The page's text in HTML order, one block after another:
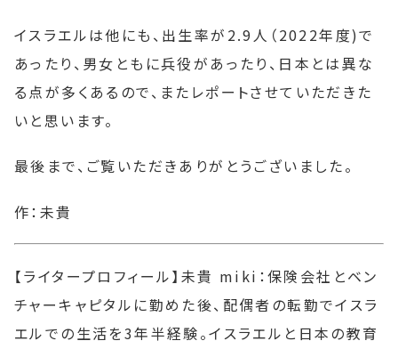
イスラエルは他にも、出生率が2.9人（2022年度)で
あったり、男女ともに兵役があったり、日本とは異な
る点が多くあるので、またレポートさせていただきた
いと思います。
最後まで、ご覧いただきありがとうございました。
作：未貴
【ライタープロフィール】未貴 miki：保険会社とベン
チャーキャピタルに勤めた後、配偶者の転勤でイスラ
エルでの生活を3年半経験。イスラエルと日本の教育